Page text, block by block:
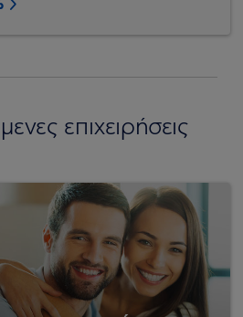
επιχειρήσεις